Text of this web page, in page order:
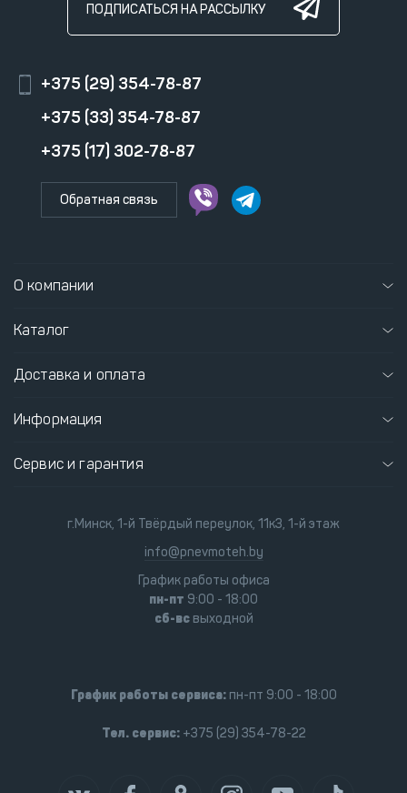
ПОДПИСАТЬСЯ НА РАССЫЛКУ
+375 (29) 354-78-87
+375 (33) 354-78-87
+375 (17) 302-78-87
Обратная связь
О компании
Каталог
Доставка и оплата
Информация
Сервис и гарантия
г.Минск, 1-й Твёрдый переулок, 11к3, 1-й этаж
info@pnevmoteh.by
График работы офиса
пн-пт 9:00 - 18:00
сб-всвыходной
График работы сервиса:пн-пт 9:00 - 18:00
Тел. сервис:+375 (29) 354-78-22